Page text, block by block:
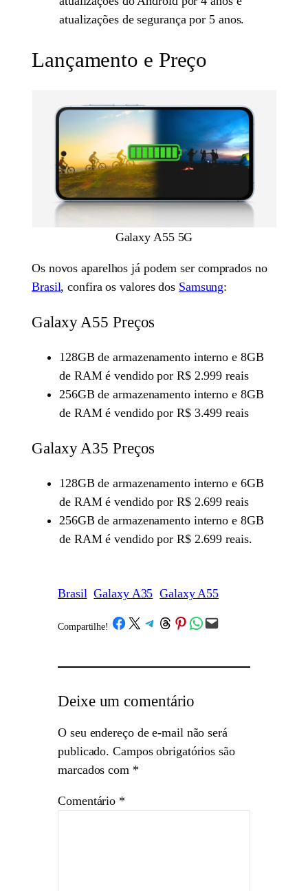
atualizações de segurança por 5 anos.
Lançamento e Preço
Galaxy A55 5G
Os novos aparelhos já podem ser comprados no
Brasil, confira os valores dos Samsung:
Galaxy A55 Preços
128GB de armazenamento interno e 8GB
de RAM é vendido por R$ 2.999 reais
256GB de armazenamento interno e 8GB
de RAM é vendido por R$ 3.499 reais
Galaxy A35 Preços
128GB de armazenamento interno e 6GB
de RAM é vendido por R$ 2.699 reais
256GB de armazenamento interno e 8GB
de RAM é vendido por R$ 2.699 reais.
Brasil Galaxy A35 Galaxy A55
Compartilhe! /Share on Facebook
Share on X Share on Telegram
Share on Threads
Share on Pinterest
Share on WhatsApp
Email this Page
Deixe um comentário
O seu endereço de e-mail não será
publicado. Campos obrigatórios são
marcados com *
Comentário *